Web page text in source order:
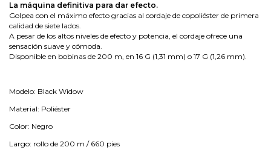
La máquina definitiva para dar efecto.
Golpea con el máximo efecto gracias al cordaje de copoliéster de primera
calidad de siete lados.
A pesar de los altos niveles de efecto y potencia, el cordaje ofrece una
sensación suave y cómoda.
Disponible en bobinas de 200 m, en 16 G (1,31 mm) o 17 G (1,26 mm).
Modelo: Black Widow
Material: Poliéster
Color: Negro
Largo: rollo de 200 m / 660 pies